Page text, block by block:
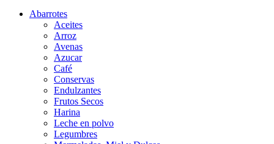
Abarrotes
Aceites
Arroz
Avenas
Azucar
Café
Conservas
Endulzantes
Frutos Secos
Harina
Leche en polvo
Legumbres